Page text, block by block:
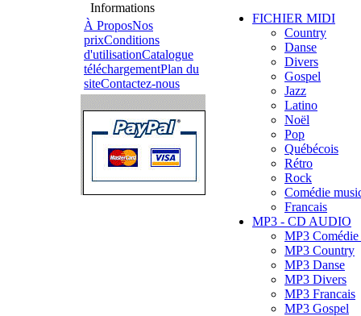
Informations
À ProposNos
prixConditions
d'utilisationCatalogue
téléchargementPlan du
siteContactez-nous
FICHIER MIDI
Country
Danse
Divers
Gospel
Jazz
Latino
Noël
Pop
Québécois
Rétro
Rock
Comédie
Francais
MP3 - CD AUDIO
MP3
MP3 Country
MP3 Danse
MP3 Divers
MP3 Francais
MP3 Gospel